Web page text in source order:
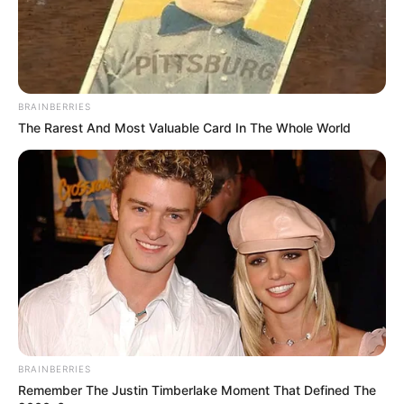
mai, il possède la meilleure ligne de départ et un
palmarès impressionnant (9 victoires en 23 courses).
Avec son entraînement scandinave de référence, il
s’annonce incontournable dans ce Quinté+.
DERBY KRONOS (9)
ce parcours l’été dernier. Associé à Éric Raffin, il
vient de signer une rentrée discrète mais
prometteuse. Très bon lorsqu’il est en forme, il peut
doubler la mise sur ce tracé qu’il affectionne. Il reste
l’une des bases du jour.
HOLLYWOOD STONE (5)
Après neuf mois d’absence, il a immédiatement
rassuré avec une superbe troisième place le 9 juillet.
Placé dans les bons wagons de départ, il progresse
BRAINBERRIES
The Rarest And Most Valuable Card In The Whole World
BRAINBERRIES
Remember The Justin Timberlake Moment That Defined The